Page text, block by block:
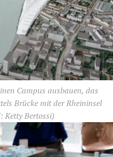
Campus ausbauen, das
Brücke mit der Rheininsel
Ketty Bertossi)